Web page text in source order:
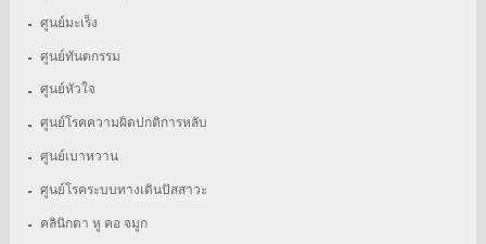
ศูนย์มะเร็ง
ศูนย์ทันตกรรม
ศูนย์หัวใจ
ศูนย์โรคความผิดปกติการหลับ
ศูนย์เบาหวาน
ศูนย์โรคระบบทางเดินปัสสาวะ
คลินิกตา หู คอ จมูก